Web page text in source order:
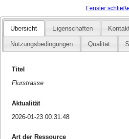
Fenster
Übersicht Eigenschaften
Nutzungsbedingungen Qualität
Titel
Flurstrasse
Aktualität
2026-01-23 00:31:48
Art der Ressource